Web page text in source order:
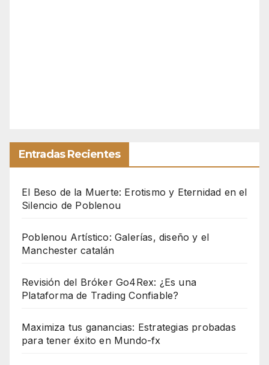
Entradas Recientes
El Beso de la Muerte: Erotismo y Eternidad en el
Silencio de Poblenou
Poblenou Artístico: Galerías, diseño y el
Manchester catalán
Revisión del Bróker Go4Rex: ¿Es una
Plataforma de Trading Confiable?
Maximiza tus ganancias: Estrategias probadas
para tener éxito en Mundo-fx